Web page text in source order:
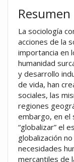
Resumen
La sociología
acciones de la
importancia en
humanidad
y desarrollo
de vida, han
sociales, las
regiones
embargo, en el
“globalizar” el
globalización
necesidades
mercantiles de